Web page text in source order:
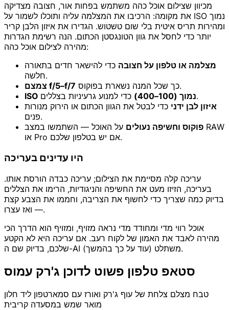
מכיוון שצילום אוכל כהה משתמש בפחות אור, חצובה מצדיקה
את מקומה: הרכיבו את המצלמה עליה ותוכלו לשמור על ISO נמוך
ומהירות תריס איטית בלי שום טשטוש. הגדירו את איזון הלבן קריר
יותר כדי לחסל את גוון הטונגסטן הכתום. הנה רשימת הגדרות
מהירה לצילום אוכל כהה:
מצלמה או טלפון על חצובה כדי להישאר חדים בתאורה
חלשה.
צמצם f/5–f/7
כך שכל המנה נשארת בפוקוס.
ISO נמוך (100–400)כדי למנוע גרעיניות בצללים.
איזון לבן ידני כדי לבטל את הגוון הכתום או הירוק מנורות
פנים.
פוקוס וחשיפה נעולים על האוכל — השתמשו במצב RAW
או Pro אם יש בטלפון שלכם.
היו עדינים בעריכה
עריכה קלה מסיימת את הצילום; עריכה כבדה הורסת אותו.
בעריכה, הזיזו מעט את החשיפה והניגודיות, הרימו את הצללים
בדיוק כמה שצריך כדי לחשוף את הצריבה, וחממו את הצבע קצת
— ואז עצרו.
אוכל רווי מדי ומחודד מדי נראה מזויף, ומזויף הוא הדרך הכי
מהירה לאבד את האמון של לקוח רעב. אם עריכה היא לא הקטע
שלכם, בדיוק שם ה-AI משתלט (עוד על כך בהמשך).
סטאפ טלפון פשוט לדוכן ג'רק עמוס
טבח מצלם צלחת של עוף ג'רק ואורז עם סמארטפון ליד חלון
מואר שמש במסעדה קריבית